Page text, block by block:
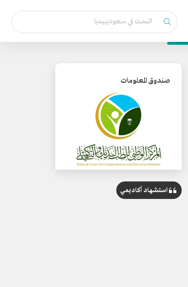
صندوق المعلومات
استشهاد أكاديمي